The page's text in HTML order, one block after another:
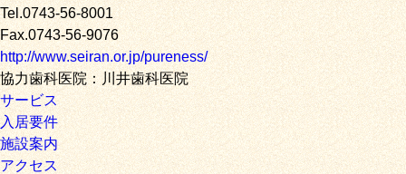
Tel.0743-56-8001
Fax.0743-56-9076
http://www.seiran.or.jp/pureness/
協力歯科医院：川井歯科医院
サービス
入居要件
施設案内
アクセス